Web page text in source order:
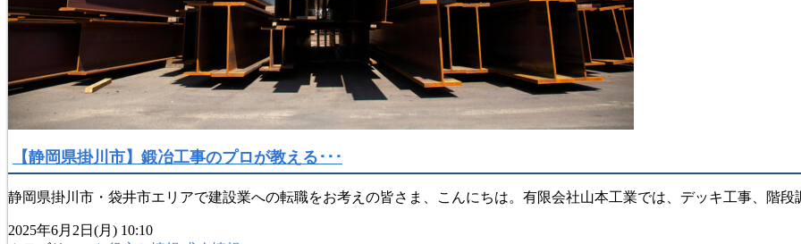
【静岡県掛川市】鍛冶工事のプロが教える･･･
静岡県掛川市・袋井市エリアで建設業への転職をお考えの皆さま、こんにちは。有限会社山本工業では、デッキ工事、階
2025年6月2日(月) 10:10